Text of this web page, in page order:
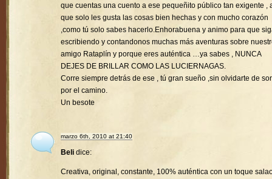
que cuentas una cuento a ese pequeñito público tan exigente ,
que solo les gusta las cosas bien hechas y con mucho corazón
,como tú solo sabes hacerlo.Enhorabuena y animo para que
escribiendo y contandonos muchas más aventuras sobre
amigo Rataplín y porque eres auténtica …ya sabes , NUNCA
DEJES DE BRILLAR COMO LAS LUCIERNAGAS.
Corre siempre detrás de ese , tú gran sueño ,sin olvidarte de
por el camino.
Un besote
marzo 6th, 2010 at 21:40
Beli dice:
Creativa, original, constante, 100% auténtica con un toque